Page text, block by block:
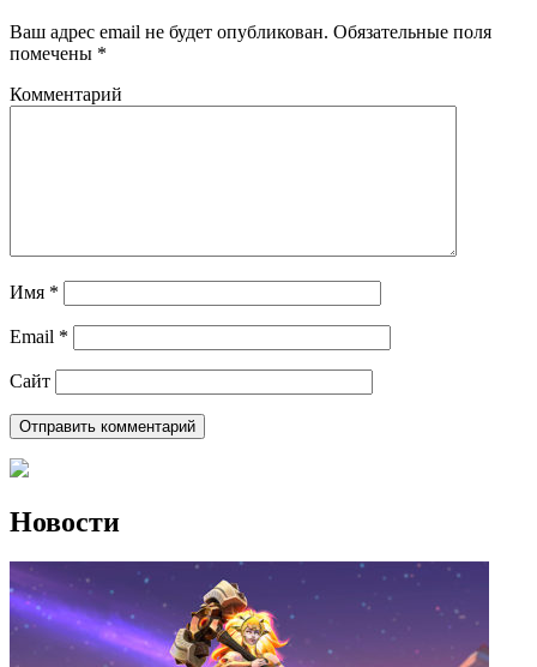
Ваш адрес email не будет опубликован. Обязательные поля
помечены *
Комментарий
Имя *
Email *
Сайт
Новости